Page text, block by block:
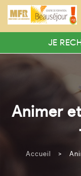
Appelez-nous
05.56.71.10.01
JE
Animer
Accueil >